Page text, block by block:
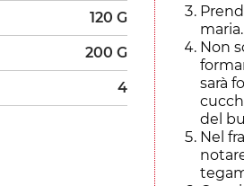
120 G
200 G
4
maria.
Non
sarà
del
Nel